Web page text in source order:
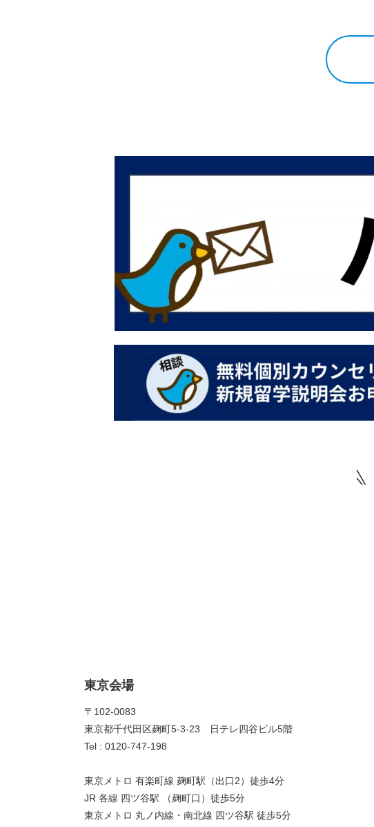
東京会場
〒102-0083
東京都千代田区麹町5-3-23 日テレ四谷ビル5階
Tel : 0120-747-198
東京メトロ 有楽町線 麹町駅（出口2）徒歩4分
JR 各線 四ツ谷駅 （麹町口）徒歩5分
東京メトロ 丸ノ内線・南北線 四ツ谷駅 徒歩5分